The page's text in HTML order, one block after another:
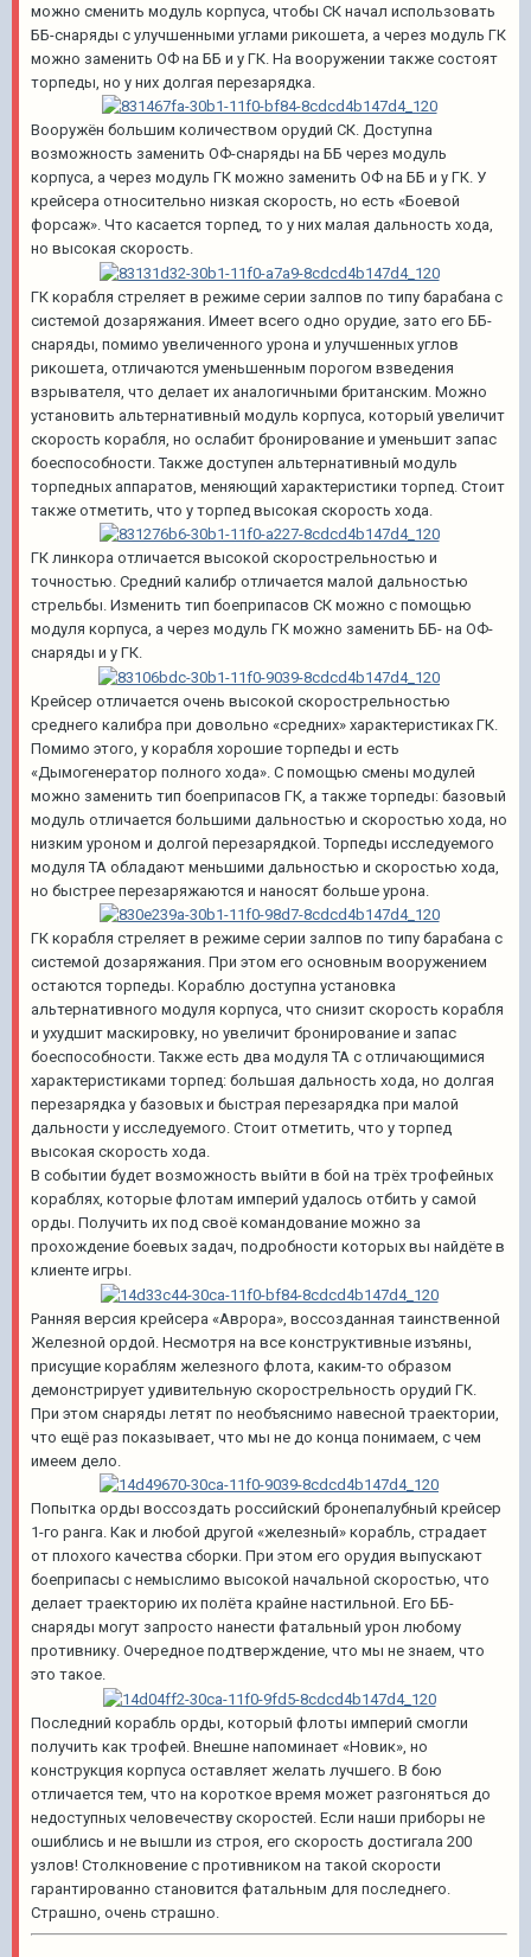
можно сменить модуль корпуса, чтобы СК начал использовать
ББ-снаряды с улучшенными углами рикошета, а через модуль ГК
можно заменить ОФ на ББ и у ГК. На вооружении также состоят
торпеды, но у них долгая перезарядка.
Вооружён большим количеством орудий СК. Доступна
возможность заменить ОФ-снаряды на ББ через модуль
корпуса, а через модуль ГК можно заменить ОФ на ББ и у ГК. У
крейсера относительно низкая скорость, но есть «Боевой
форсаж». Что касается торпед, то у них малая дальность хода,
но высокая скорость.
ГК корабля стреляет в режиме серии залпов по типу барабана с
системой дозаряжания. Имеет всего одно орудие, зато его ББ-
снаряды, помимо увеличенного урона и улучшенных углов
рикошета, отличаются уменьшенным порогом взведения
взрывателя, что делает их аналогичными британским. Можно
установить альтернативный модуль корпуса, который увеличит
скорость корабля, но ослабит бронирование и уменьшит запас
боеспособности. Также доступен альтернативный модуль
торпедных аппаратов, меняющий характеристики торпед. Стоит
также отметить, что у торпед высокая скорость хода.
ГК линкора отличается высокой скорострельностью и
точностью. Средний калибр отличается малой дальностью
стрельбы. Изменить тип боеприпасов СК можно с помощью
модуля корпуса, а через модуль ГК можно заменить ББ- на ОФ-
снаряды и у ГК.
Крейсер отличается очень высокой скорострельностью
среднего калибра при довольно «средних» характеристиках ГК.
Помимо этого, у корабля хорошие торпеды и есть
«Дымогенератор полного хода». С помощью смены модулей
можно заменить тип боеприпасов ГК, а также торпеды: базовый
модуль отличается большими дальностью и скоростью хода, но
низким уроном и долгой перезарядкой. Торпеды исследуемого
модуля ТА обладают меньшими дальностью и скоростью хода,
но быстрее перезаряжаются и наносят больше урона.
ГК корабля стреляет в режиме серии залпов по типу барабана с
системой дозаряжания. При этом его основным вооружением
остаются торпеды. Кораблю доступна установка
альтернативного модуля корпуса, что снизит скорость корабля
и ухудшит маскировку, но увеличит бронирование и запас
боеспособности. Также есть два модуля ТА с отличающимися
характеристиками торпед: большая дальность хода, но долгая
перезарядка у базовых и быстрая перезарядка при малой
дальности у исследуемого. Стоит отметить, что у торпед
высокая скорость хода.
В событии будет возможность выйти в бой на трёх трофейных
кораблях, которые флотам империй удалось отбить у самой
орды. Получить их под своё командование можно за
прохождение боевых задач, подробности которых вы найдёте в
клиенте игры.
Ранняя версия крейсера «Аврора», воссозданная таинственной
Железной ордой. Несмотря на все конструктивные изъяны,
присущие кораблям железного флота, каким-то образом
демонстрирует удивительную скорострельность орудий ГК.
При этом снаряды летят по необъяснимо навесной траектории,
что ещё раз показывает, что мы не до конца понимаем, с чем
имеем дело.
Попытка орды воссоздать российский бронепалубный крейсер
1-го ранга. Как и любой другой «железный» корабль, страдает
от плохого качества сборки. При этом его орудия выпускают
боеприпасы с немыслимо высокой начальной скоростью, что
делает траекторию их полёта крайне настильной. Его ББ-
снаряды могут запросто нанести фатальный урон любому
противнику. Очередное подтверждение, что мы не знаем, что
это такое.
Последний корабль орды, который флоты империй смогли
получить как трофей. Внешне напоминает «Новик», но
конструкция корпуса оставляет желать лучшего. В бою
отличается тем, что на короткое время может разгоняться до
недоступных человечеству скоростей. Если наши приборы не
ошиблись и не вышли из строя, его скорость достигала 200
узлов! Столкновение с противником на такой скорости
гарантированно становится фатальным для последнего.
Страшно, очень страшно.